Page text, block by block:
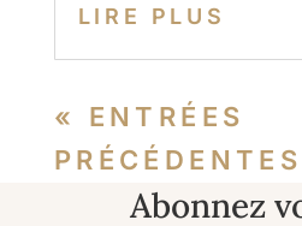
LIRE PLUS
« ENTRÉES
PRÉCÉDENTES
Abonnez